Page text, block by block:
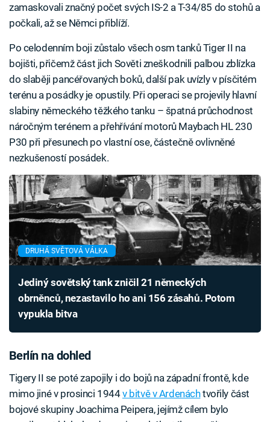
zamaskovali značný počet svých IS-2 a T-34/85 do stohů a
počkali, až se Němci přiblíží.
Po celodenním boji zůstalo všech osm tanků Tiger II na
bojišti, přičemž část jich Sověti zneškodnili palbou zblízka
do slaběji pancéřovaných boků, další pak uvízly v písčitém
terénu a posádky je opustily. Při operaci se projevily hlavní
slabiny německého těžkého tanku – špatná průchodnost
náročným terénem a přehřívání motorů Maybach HL 230
P30 při přesunech po vlastní ose, částečně ovlivněné
nezkušeností posádek.
DRUHÁ SVĚTOVÁ VÁLKA
Jediný sovětský tank zničil 21 německých
obrněnců, nezastavilo ho ani 156 zásahů. Potom
vypukla bitva
Berlín na dohled
Tigery II se poté zapojily i do bojů na západní frontě, kde
mimo jiné v prosinci 1944v bitvě v Ardenáchtvořily část
bojové skupiny Joachima Peipera, jejímž cílem bylo